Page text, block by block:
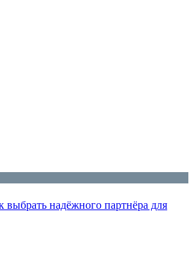
выбрать надёжного партнёра для